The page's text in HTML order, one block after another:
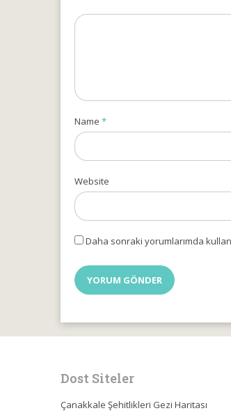
Name *
Website
Daha sonraki yorumlarımda
Dost Siteler
Çanakkale Şehitlikleri Gezi Haritası